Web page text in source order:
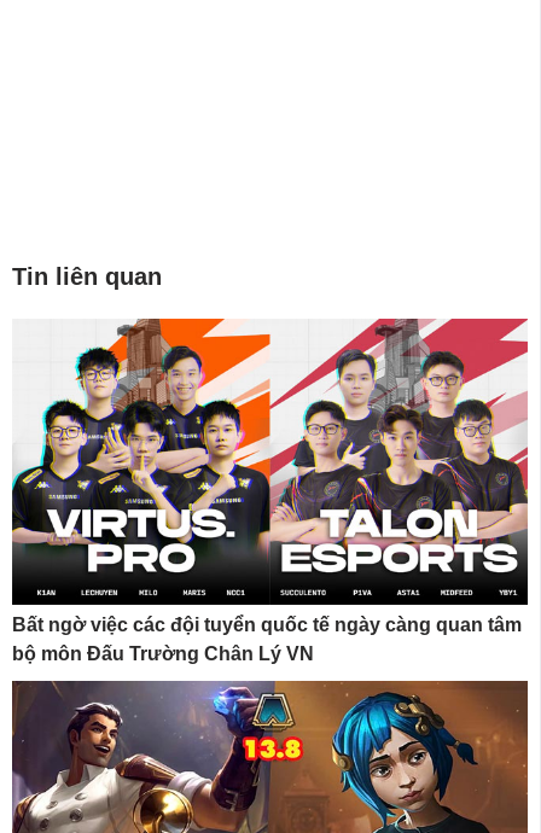
Tin liên quan
Bất ngờ việc các đội tuyển quốc tế ngày càng quan tâm
bộ môn Đấu Trường Chân Lý VN